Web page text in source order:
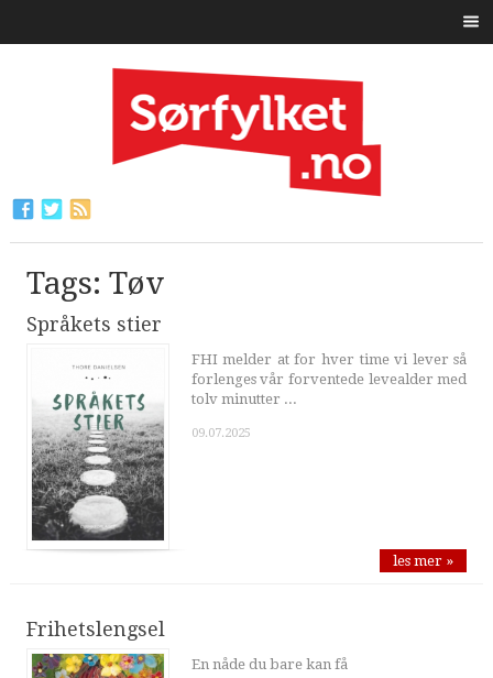
Tags: Tøv
Språkets stier
FHI melder at for hver time vi lever så
forlenges vår forventede levealder med
tolv minutter ...
09.07.2025
les mer »
Frihetslengsel
En nåde du bare kan få